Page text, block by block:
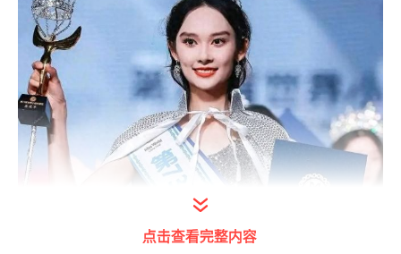
点击查看完整内容